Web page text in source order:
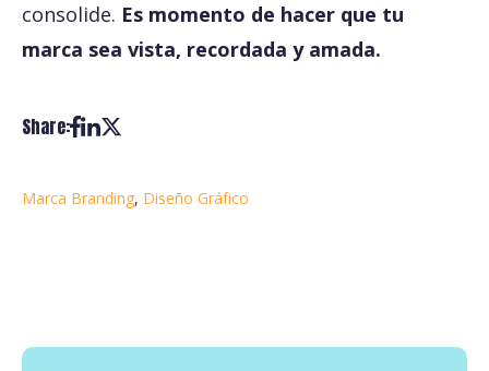
consolide. Es momento de hacer que tu
marca sea vista, recordada y amada.
Share:
Marca Branding, Diseño Gráfico